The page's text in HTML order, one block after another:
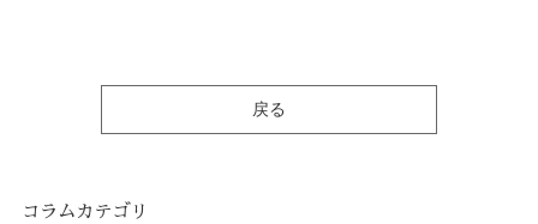
戻る
コラムカテゴリ